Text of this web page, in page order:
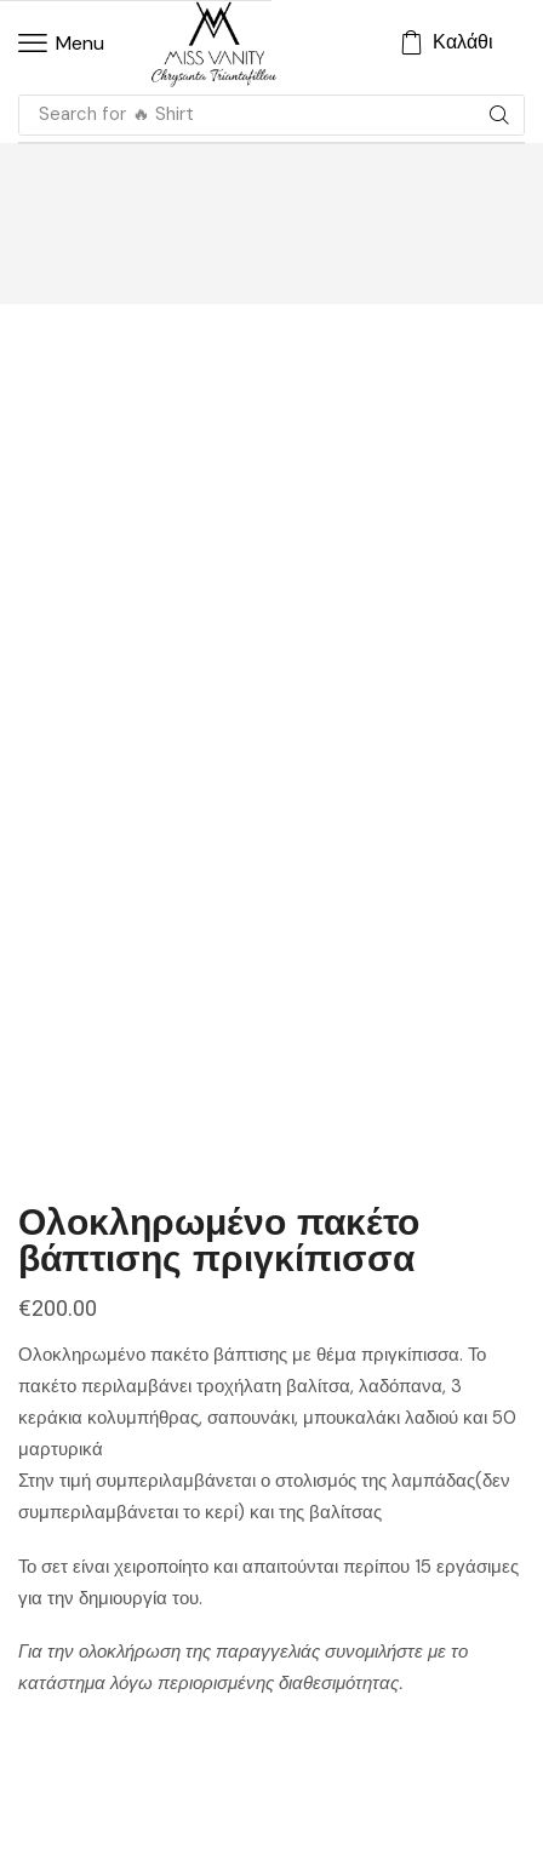
Menu Καλάθι
Search for 🔥 Shirt
Ολοκληρωμένο πακέτο
βάπτισης πριγκίπισσα
€200.00
Ολοκληρωμένο πακέτο βάπτισης με θέμα πριγκίπισσα. Το
πακέτο περιλαμβάνει τροχήλατη βαλίτσα, λαδόπανα, 3
κεράκια κολυμπήθρας, σαπουνάκι, μπουκαλάκι λαδιού και 50
μαρτυρικά
Στην τιμή συμπεριλαμβάνεται ο στολισμός της λαμπάδας(δεν
συμπεριλαμβάνεται το κερί) και της βαλίτσας
Το σετ είναι χειροποίητο και απαιτούνται περίπου 15 εργάσιμες
για την δημιουργία του.
Για την ολοκλήρωση της παραγγελιάς συνομιλήστε με το
κατάστημα λόγω περιορισμένης διαθεσιμότητας.